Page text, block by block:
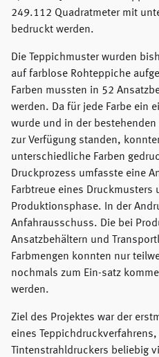
249.112 Quadratmeter mit
bedruckt werden.
Die Teppichmuster wurden
auf farblose Rohteppiche
Farben mussten in 52
werden. Da für jede Farbe ein
wurde und in der
zur Verfügung standen,
unterschiedliche Farben
Druckprozess umfasste eine
Farbtreue eines Druckmusters
Produktionsphase. In der
Anfahrausschuss. Die bei
Ansatzbehältern und
Farbmengen konnten nur
nochmals zum Ein-satz
werden.
Ziel des Projektes war der
eines
Tintenstrahldruckers beliebig